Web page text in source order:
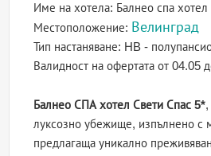
Име на хотела: Балнео спа
Местоположение: Велинград
Тип настаняване: HB -
Валидност на офертатаот 04.05
Балнео СПА хотел Свети Спас 5*,
луксозно убежище, изпълнено с
предлагаща уникално